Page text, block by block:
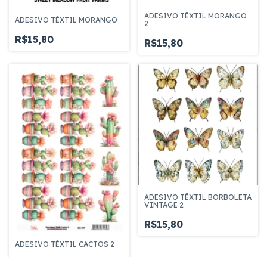
ADESIVO TÊXTIL MORANGO
R$15,80
ADESIVO TÊXTIL MORANGO
2
R$15,80
ADESIVO TÊXTIL CACTOS 2
ADESIVO TÊXTIL BORBOLETA
VINTAGE 2
R$15,80